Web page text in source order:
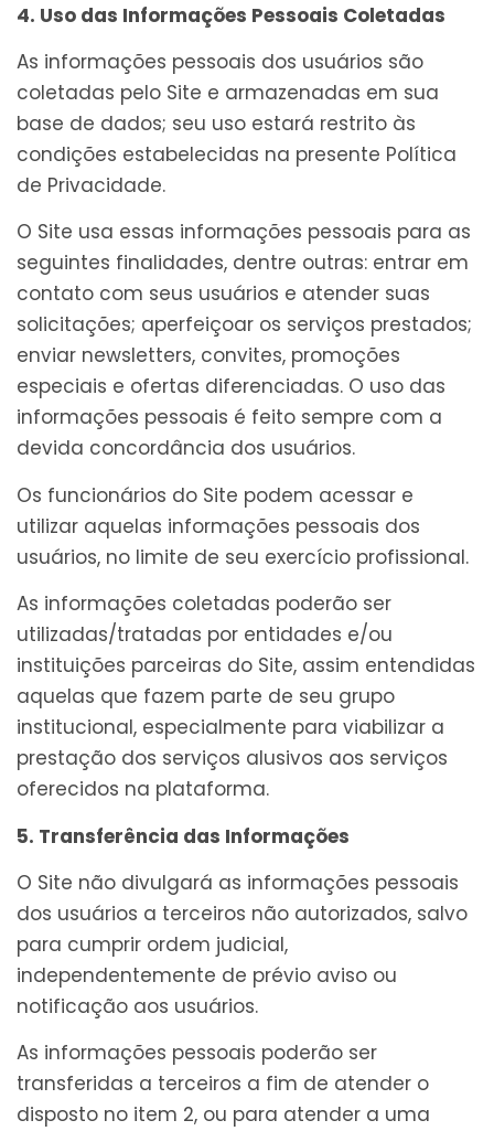
4. Uso das Informações Pessoais Coletadas
As informações pessoais dos usuários são
coletadas pelo Site e armazenadas em sua
base de dados; seu uso estará restrito às
condições estabelecidas na presente Política
de Privacidade.
O Site usa essas informações pessoais para as
seguintes finalidades, dentre outras: entrar em
contato com seus usuários e atender suas
solicitações; aperfeiçoar os serviços prestados;
enviar newsletters, convites, promoções
especiais e ofertas diferenciadas. O uso das
informações pessoais é feito sempre com a
devida concordância dos usuários.
Os funcionários do Site podem acessar e
utilizar aquelas informações pessoais dos
usuários, no limite de seu exercício profissional.
As informações coletadas poderão ser
utilizadas/tratadas por entidades e/ou
instituições parceiras do Site, assim entendidas
aquelas que fazem parte de seu grupo
institucional, especialmente para viabilizar a
prestação dos serviços alusivos aos serviços
oferecidos na plataforma.
5. Transferência das Informações
O Site não divulgará as informações pessoais
dos usuários a terceiros não autorizados, salvo
para cumprir ordem judicial,
independentemente de prévio aviso ou
notificação aos usuários.
As informações pessoais poderão ser
transferidas a terceiros a fim de atender o
disposto no item 2, ou para atender a uma